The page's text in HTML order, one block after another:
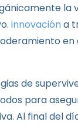
la
innovacióna
en
de
para
Al final del